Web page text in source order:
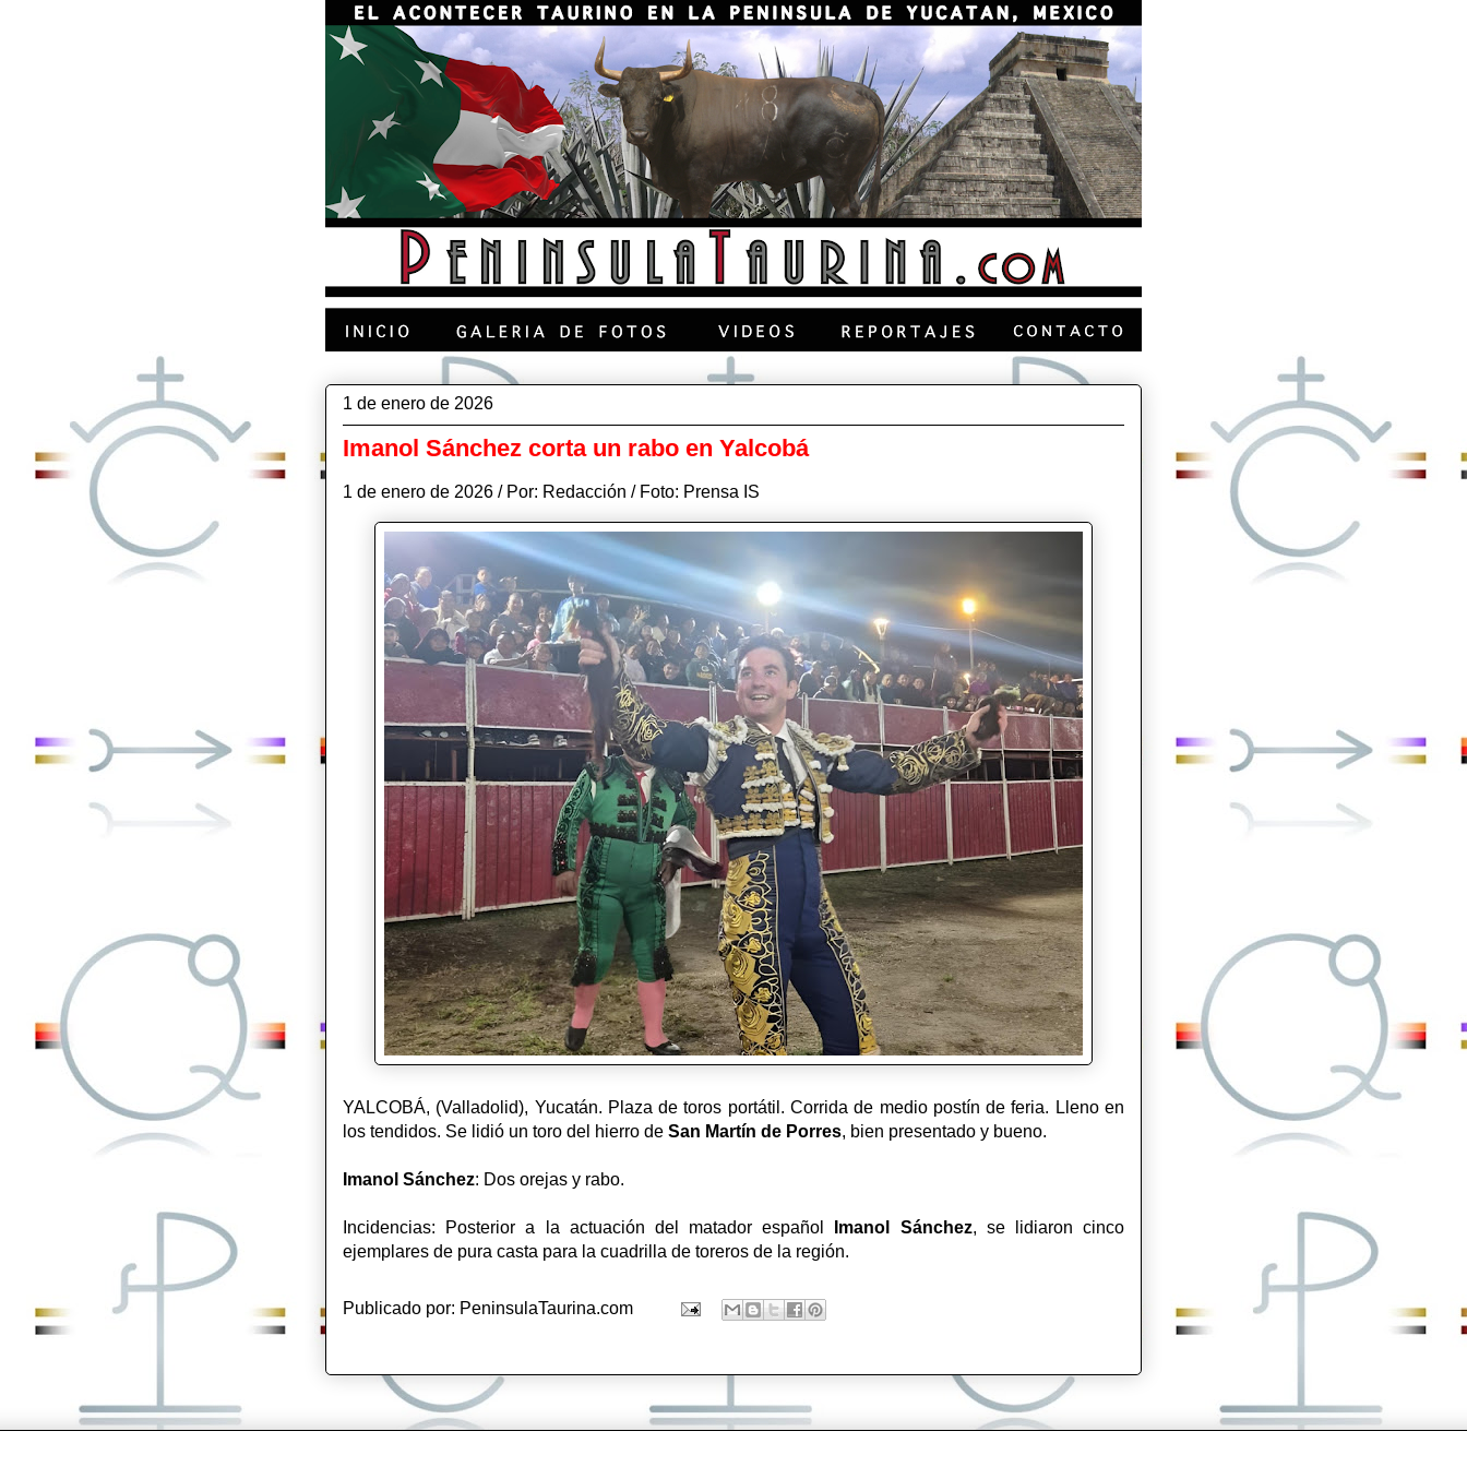
1 de enero de 2026
Imanol Sánchez corta un rabo en Yalcobá
1 de enero de 2026 / Por: Redacción / Foto: Prensa IS
YALCOBÁ, (Valladolid), Yucatán. Plaza de toros portátil. Corrida de medio postín de feria. Lleno en
los tendidos. Se lidió un toro del hierro de San Martín de Porres, bien presentado y bueno.
Imanol Sánchez: Dos orejas y rabo.
Incidencias: Posterior a la actuación del matador español Imanol Sánchez, se lidiaron cinco
ejemplares de pura casta para la cuadrilla de toreros de la región.
Publicado por: PeninsulaTaurina.com